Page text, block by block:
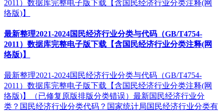
最新整理2021-2024国民经济行业分类与代码（GB/T4754-
2011）数据库完整电子版下载【含国民经济行业分类注释(网
络版)】
最新整理2021-2024国民经济行业分类与代码（GB/T4754-
2011）数据库完整电子版下载【含国民经济行业分类注释(网
络版)】（已修复原版排版分类错误）最新国民经济行业分
类？国民经济行业分类代码？国家统计局国民经济行业分类有